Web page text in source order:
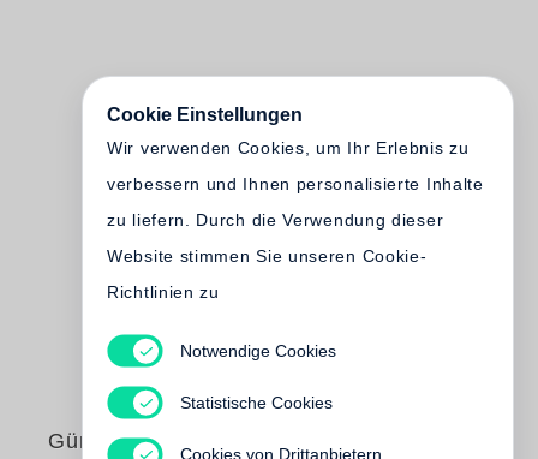
Günter Grass
Cookie Einstellungen
Wir verwenden Cookies, um Ihr Erlebnis zu
verbessern und Ihnen personalisierte Inhalte
zu liefern. Durch die Verwendung dieser
Website stimmen Sie unseren Cookie-
Richtlinien zu
Notwendige Cookies
Statistische Cookies
Cookies von Drittanbietern